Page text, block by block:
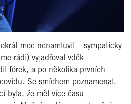
moc nenamluvil – sympaticky
rádi) vyjadřoval vděk
fórek, a po několika prvních
Se smíchem poznamenal,
byla, že měl více času